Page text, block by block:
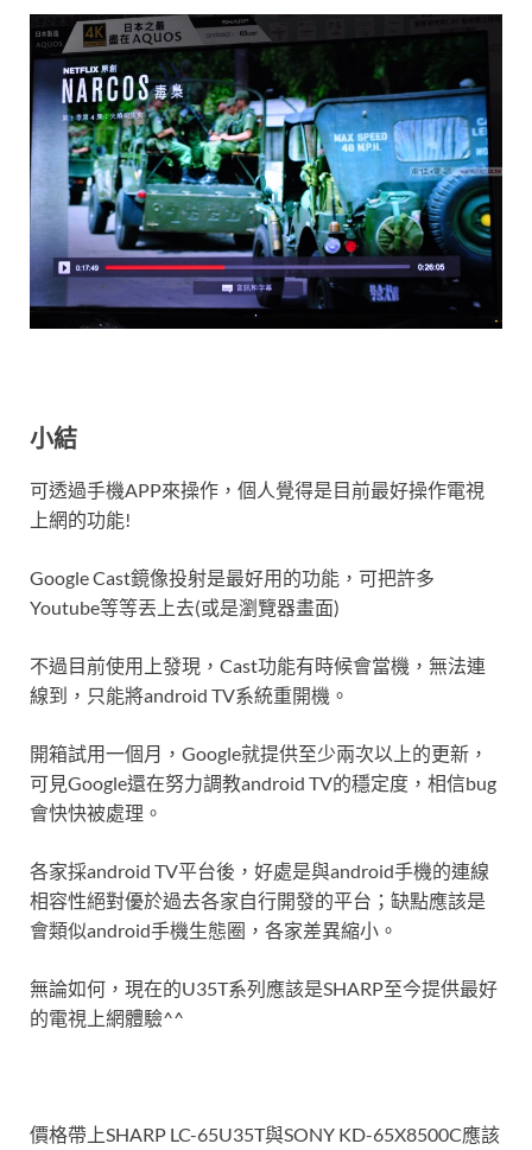
小結
可透過手機APP來操作，個人覺得是目前最好操作電視
上網的功能!
Google Cast鏡像投射是最好用的功能，可把許多
Youtube等等丟上去(或是瀏覽器畫面)
不過目前使用上發現，Cast功能有時候會當機，無法連
線到，只能將android TV系統重開機。
開箱試用一個月，Google就提供至少兩次以上的更新，
可見Google還在努力調教android TV的穩定度，相信bug
會快快被處理。
各家採android TV平台後，好處是與android手機的連線
相容性絕對優於過去各家自行開發的平台；缺點應該是
會類似android手機生態圈，各家差異縮小。
無論如何，現在的U35T系列應該是SHARP至今提供最好
的電視上網體驗^^
價格帶上SHARP LC-65U35T與SONY KD-65X8500C應該